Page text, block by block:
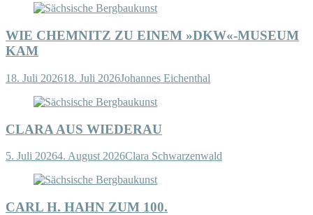
WIE CHEMNITZ ZU EINEM »DKW«-MUSEUM
KAM
18. Juli 202618. Juli 2026Johannes Eichenthal
CLARA AUS WIEDERAU
5. Juli 20264. August 2026Clara Schwarzenwald
CARL H. HAHN ZUM 100.